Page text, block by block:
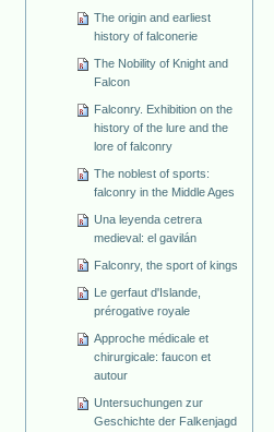
The origin and earliest
history of falconerie
The Nobility of Knight and
Falcon
Falconry. Exhibition on the
history of the lure and the
lore of falconry
The noblest of sports:
falconry in the Middle Ages
Una leyenda cetrera
medieval: el gavilán
Falconry, the sport of kings
Le gerfaut d'Islande,
prérogative royale
Approche médicale et
chirurgicale: faucon et
autour
Untersuchungen zur
Geschichte der Falkenjagd